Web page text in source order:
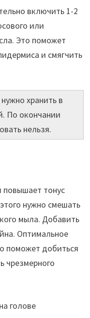
включить 1-2
или
Это поможет
и смягчить
хранить в
По окончании
нельзя.
повышает тонус
нужно смешать
мыла. Добавить
Оптимальное
поможет добиться
чрезмерного